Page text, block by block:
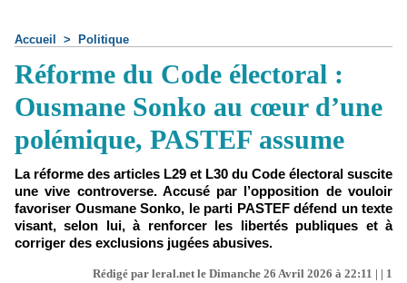
Accueil > Politique
Réforme du Code électoral :
Ousmane Sonko au cœur d’une
polémique, PASTEF assume
La réforme des articles L29 et L30 du Code électoral suscite
une vive controverse. Accusé par l’opposition de vouloir
favoriser Ousmane Sonko, le parti PASTEF défend un texte
visant, selon lui, à renforcer les libertés publiques et à
corriger des exclusions jugées abusives.
Rédigé par leral.net le Dimanche 26 Avril 2026 à 22:11 | | 1